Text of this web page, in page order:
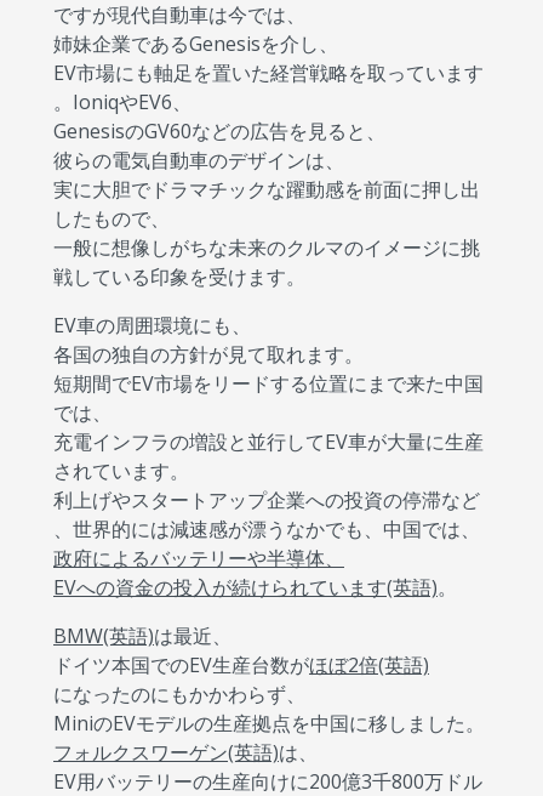
ですが現代自動車は今では、
姉妹企業であるGenesisを介し、
EV市場にも軸足を置いた経営戦略を取っています
。IoniqやEV6、
GenesisのGV60などの広告を見ると、
彼らの電気自動車のデザインは、
実に大胆でドラマチックな躍動感を前面に押し出
したもので、
一般に想像しがちな未来のクルマのイメージに挑
戦している印象を受けます。
EV車の周囲環境にも、
各国の独自の方針が見て取れます。
短期間でEV市場をリードする位置にまで来た中国
では、
充電インフラの増設と並行してEV車が大量に生産
されています。
利上げやスタートアップ企業への投資の停滞など
、世界的には減速感が漂うなかでも、中国では、
政府によるバッテリーや半導体、
EVへの資金の投入が続けられています(英語)。
BMW(英語)は最近、
ドイツ本国でのEV生産台数がほぼ2倍(英語)
になったのにもかかわらず、
MiniのEVモデルの生産拠点を中国に移しました。
フォルクスワーゲン(英語)は、
EV用バッテリーの生産向けに200億3千800万ドル